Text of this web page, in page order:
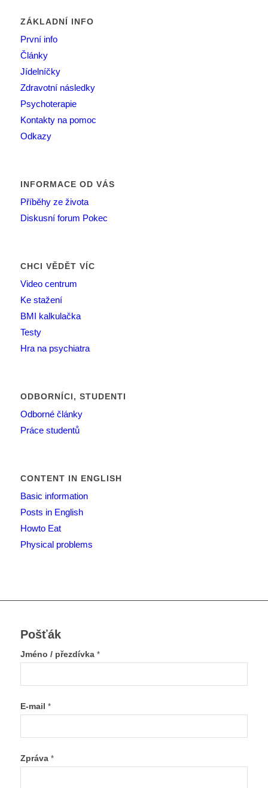
ZÁKLADNÍ INFO
První info
Články
Jídelníčky
Zdravotní následky
Psychoterapie
Kontakty na pomoc
Odkazy
INFORMACE OD VÁS
Příběhy ze života
Diskusní forum Pokec
CHCI VĚDĚT VÍC
Video centrum
Ke stažení
BMI kalkulačka
Testy
Hra na psychiatra
ODBORNÍCI, STUDENTI
Odborné články
Práce studentů
CONTENT IN ENGLISH
Basic information
Posts in English
Howto Eat
Physical problems
Pošťák
Jméno / přezdívka *
E-mail *
Zpráva *